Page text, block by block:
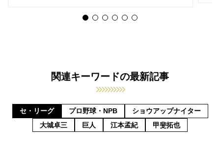
関連キーワードの最新記事
セ・リーグ プロ野球・NPB
ショウアップナイター
大城卓三
巨人 江本孟紀 甲斐拓也